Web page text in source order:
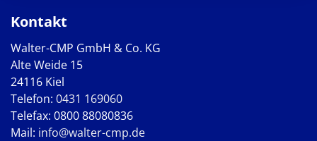
Kontakt
Walter-CMP GmbH & Co. KG
Alte Weide 15
24116 Kiel
Telefon: 0431 169060
Telefax: 0800 88080836
Mail: info@walter-cmp.de